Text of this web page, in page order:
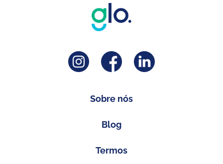
Sobre nós
Blog
Termos